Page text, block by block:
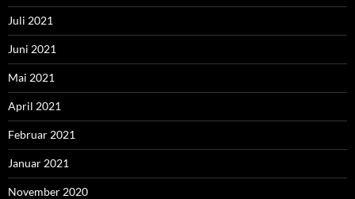
Juli 2021
Juni 2021
Mai 2021
April 2021
Februar 2021
Januar 2021
November 2020